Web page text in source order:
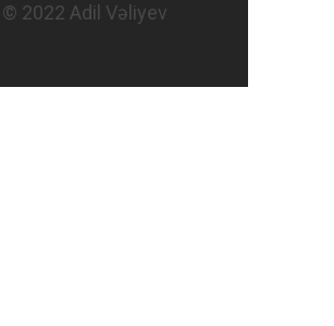
© 2022 Adil Vəliyev